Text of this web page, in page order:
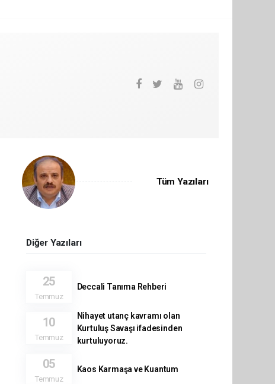
Tüm Yazıları
Diğer Yazıları
25
Temmuz
Deccali Tanıma Rehberi
10
Temmuz
Nihayet utanç kavramı olan
Kurtuluş Savaşı ifadesinden
kurtuluyoruz.
05
Temmuz
Kaos Karmaşa ve Kuantum